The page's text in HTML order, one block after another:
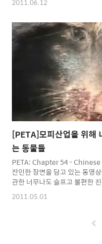
감하기는 어려운 부분도 있었던
자연스러운 것 지구 생태계에
과 그 식물을 먹는 초식동물,
는 조화로운 공존이 이뤄지고
피를 묻혀가며 뜯어 먹는다고
다. 우리가 키우는 귀여운 고
잇감들의 입..
2011.06.12
[PETA]모피산업을 위해
는 동물들
PETA: Chapter 54 -
잔인한 장면을 담고 있는 동영
관한 너무나도 슬프고 불편한
껍질이 벗겨지는 동물들의 모습
더 싼 비용으로 모피를 얻기 위
일이 벌어지고 있습니다. 내용
2011.05.01